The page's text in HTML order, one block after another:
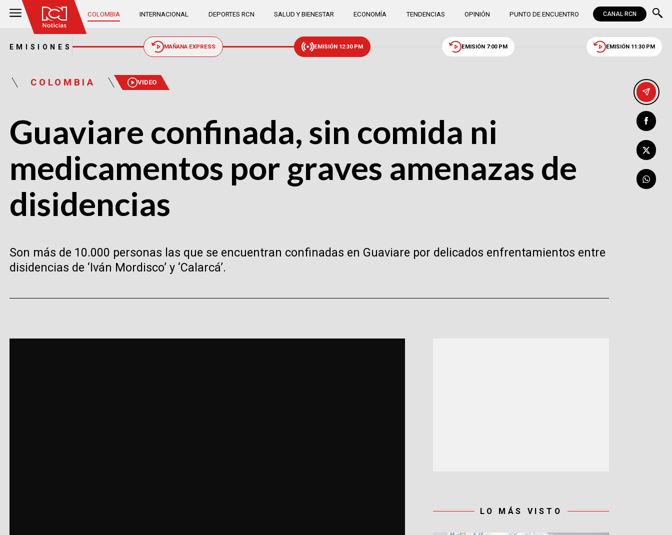
COLOMBIA INTERNACIONAL DEPORTES RCN SALUD Y BIENESTAR ECONOMÍA TENDENCIAS OPINIÓN PUNTO DE ENCUENTRO CANAL RCN
EMISIONES MAÑANA EXPRESS EMISIÓN 12:30 PM EMISIÓN 7:00 PM EMISIÓN 11:30 PM
COLOMBIA VIDEO
Guaviare confinada, sin comida ni
medicamentos por graves amenazas de
disidencias
Son más de 10.000 personas las que se encuentran confinadas en Guaviare por delicados enfrentamientos entre
disidencias de ‘Iván Mordisco’ y ‘Calarcá’.
LO MÁS VISTO